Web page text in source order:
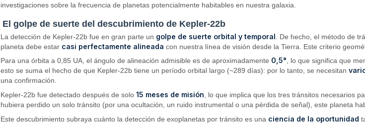
investigaciones sobre la frecuencia de planetas potencialmente habitables en nuestra galaxia.
El golpe de suerte del descubrimiento de Kepler-22b
La detección de Kepler-22b fue en gran parte un golpe de suerte orbital y temporal . De hecho, el método de
planeta debe estar casi perfectamente alineada con nuestra línea de visión desde la Tierra. Este criterio
Para una órbita a 0,85 UA, el ángulo de alineación admisible es de aproximadamente 0,5°, lo que significa que
esto se suma el hecho de que Kepler-22b tiene un período orbital largo (~289 días): por lo tanto, se necesitan
una confirmación.
Kepler-22b fue detectado después de solo15 meses de misión , lo que implica que los tres tránsitos necesarios
hubiera perdido un solo tránsito (por una ocultación, un ruido instrumental o una pérdida de señal), este planeta
Este descubrimiento subraya cuánto la detección de exoplanetas por tránsito es una ciencia de la oportunidad